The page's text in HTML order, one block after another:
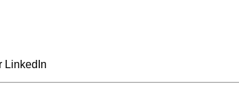
LinkedIn